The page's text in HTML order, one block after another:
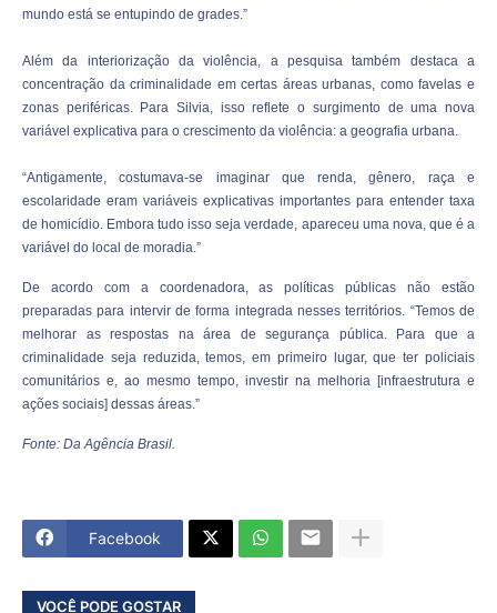
mundo está se entupindo de grades.”
Além da interiorização da violência, a pesquisa também destaca a
concentração da criminalidade em certas áreas urbanas, como favelas e
zonas periféricas. Para Silvia, isso reflete o surgimento de uma nova
variável explicativa para o crescimento da violência: a geografia urbana.
“Antigamente, costumava-se imaginar que renda, gênero, raça e
escolaridade eram variáveis explicativas importantes para entender taxa
de homicídio. Embora tudo isso seja verdade, apareceu uma nova, que é a
variável do local de moradia.”
De acordo com a coordenadora, as políticas públicas não estão
preparadas para intervir de forma integrada nesses territórios. “Temos de
melhorar as respostas na área de segurança pública. Para que a
criminalidade seja reduzida, temos, em primeiro lugar, que ter policiais
comunitários e, ao mesmo tempo, investir na melhoria [infraestrutura e
ações sociais] dessas áreas.”
Fonte: Da Agência Brasil.
Facebook
VOCÊ PODE GOSTAR